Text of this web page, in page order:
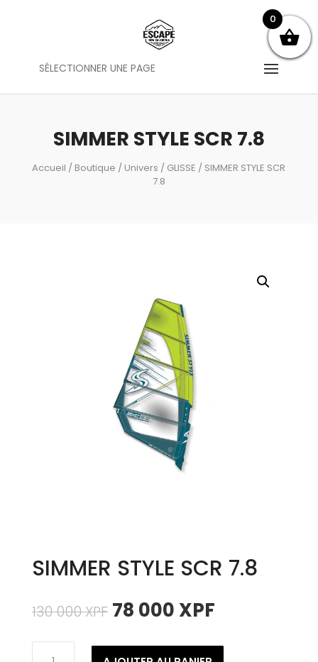
SÉLECTIONNER UNE PAGE
SIMMER STYLE SCR 7.8
Accueil / Boutique / Univers / GLISSE / SIMMER STYLE SCR
7.8
SIMMER STYLE SCR 7.8
130 000XPF Le
initial
78 000 XPFLe
actuel
0